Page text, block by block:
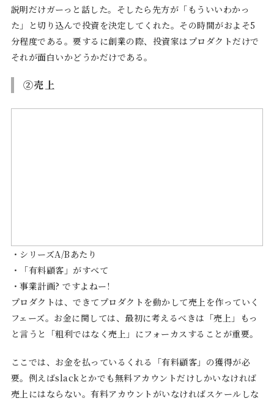
説明だけガーっと話した。そしたら先方が「もういいわかっ
た」と切り込んで投資を決定してくれた。その時間がおよそ5
分程度である。要するに創業の際、投資家はプロダクトだけで
それが面白いかどうかだけである。
②売上
・シリーズA/Bあたり
・「有料顧客」がすべて
・事業計画? ですよねー!
プロダクトは、できてプロダクトを動かして売上を作っていく
フェーズ。お金に関しては、最初に考えるべきは「売上」もっ
と言うと「粗利ではなく売上」にフォーカスすることが重要。
ここでは、お金を払っているくれる「有料顧客」の獲得が必
要。例えばslackとかでも無料アカウントだけしかいなければ
売上にはならない。有料アカウントがいなければスケールしな